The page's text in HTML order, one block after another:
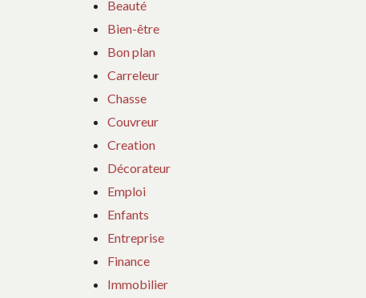
Beauté
Bien-être
Bon plan
Carreleur
Chasse
Couvreur
Creation
Décorateur
Emploi
Enfants
Entreprise
Finance
Immobilier